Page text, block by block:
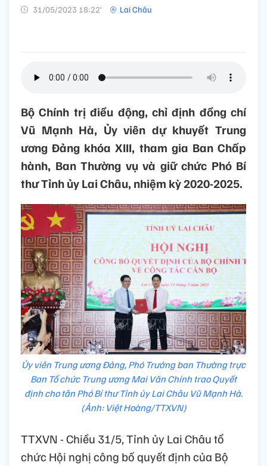
31/05/2023 18:22’ Lai Châu
Bộ Chính trị điều động, chỉ định đồng chí
Vũ Mạnh Hà, Ủy viên dự khuyết Trung
ương Đảng khóa XIII, tham gia Ban Chấp
hành, Ban Thường vụ và giữ chức Phó Bí
thư Tỉnh ủy Lai Châu, nhiệm kỳ 2020-2025.
Ủy viên Trung ương Đảng, Phó Trưởng ban Thường trực
Ban Tổ chức Trung ương Mai Văn Chính trao Quyết
định cho tân Phó Bí thư Tỉnh ủy Lai Châu Vũ Mạnh Hà.
(Ảnh: Việt Hoàng/TTXVN)
TTXVN - Chiều 31/5, Tỉnh ủy Lai Châu tổ
chức Hội nghị công bố quyết định của Bộ